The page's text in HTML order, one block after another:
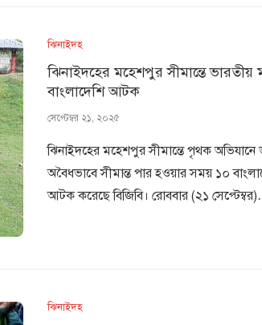
ঝিনাইদহ
ঝিনাইদহের মহেশপুর সীমান্তে
বাংলাদেশি আটক
সেপ্টেম্বর ২১, ২০২৫
ঝিনাইদহের মহেশপুর সীমান্তে পৃথক
অবৈধভাবে সীমান্ত পার হওয়ার সময় ১০
আটক করেছে বিজিবি। রোববার (২১
ঝিনাইদহ